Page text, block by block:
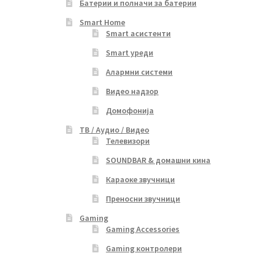
Батерии и полначи за батерии
Smart Home
Smart асистенти
Smart уреди
Алармни системи
Видео надзор
Домофонија
ТВ / Аудио / Видео
Телевизори
SOUNDBAR & домашни кина
Караоке звучници
Преносни звучници
Gaming
Gaming Accessories
Gaming контролери